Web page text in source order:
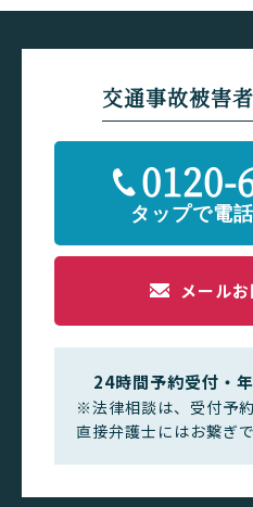
交通事故被害
0120-
メール
24時間予約受付・
※法律相談は、受付予
直接弁護士にはお繋ぎで